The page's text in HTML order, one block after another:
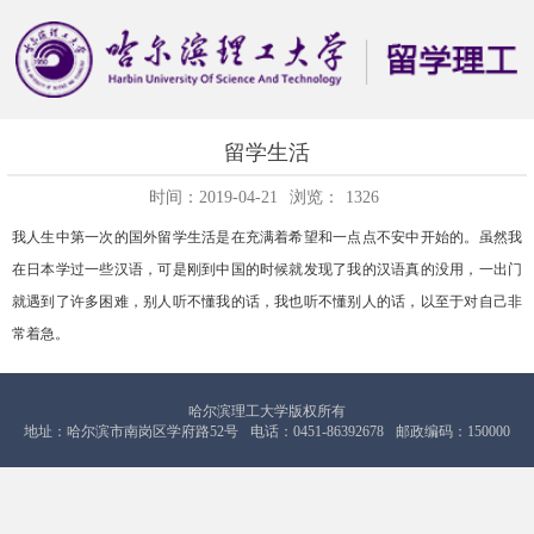
留学生活
时间：2019-04-21 浏览： 1326
我人生中第一次的国外留学生活是在充满着希望和一点点不安中开始的。虽然我
在日本学过一些汉语，可是刚到中国的时候就发现了我的汉语真的没用，一出门
就遇到了许多困难，别人听不懂我的话，我也听不懂别人的话，以至于对自己非
常着急。
哈尔滨理工大学版权所有
地址：哈尔滨市南岗区学府路52号
电话：0451-86392678 邮政编码：150000